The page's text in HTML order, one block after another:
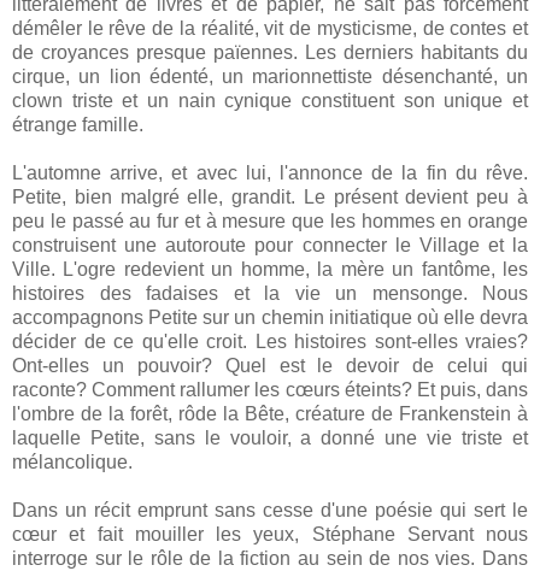
littéralement de livres et de papier, ne sait pas forcément
démêler le rêve de la réalité, vit de mysticisme, de contes et
de croyances presque païennes. Les derniers habitants du
cirque, un lion édenté, un marionnettiste désenchanté, un
clown triste et un nain cynique constituent son unique et
étrange famille.
L'automne arrive, et avec lui, l'annonce de la fin du rêve.
Petite, bien malgré elle, grandit. Le présent devient peu à
peu le passé au fur et à mesure que les hommes en orange
construisent une autoroute pour connecter le Village et la
Ville. L'ogre redevient un homme, la mère un fantôme, les
histoires des fadaises et la vie un mensonge. Nous
accompagnons Petite sur un chemin initiatique où elle devra
décider de ce qu'elle croit. Les histoires sont-elles vraies?
Ont-elles un pouvoir? Quel est le devoir de celui qui
raconte? Comment rallumer les cœurs éteints? Et puis, dans
l'ombre de la forêt, rôde la Bête, créature de Frankenstein à
laquelle Petite, sans le vouloir, a donné une vie triste et
mélancolique.
Dans un récit emprunt sans cesse d'une poésie qui sert le
cœur et fait mouiller les yeux, Stéphane Servant nous
interroge sur le rôle de la fiction au sein de nos vies. Dans